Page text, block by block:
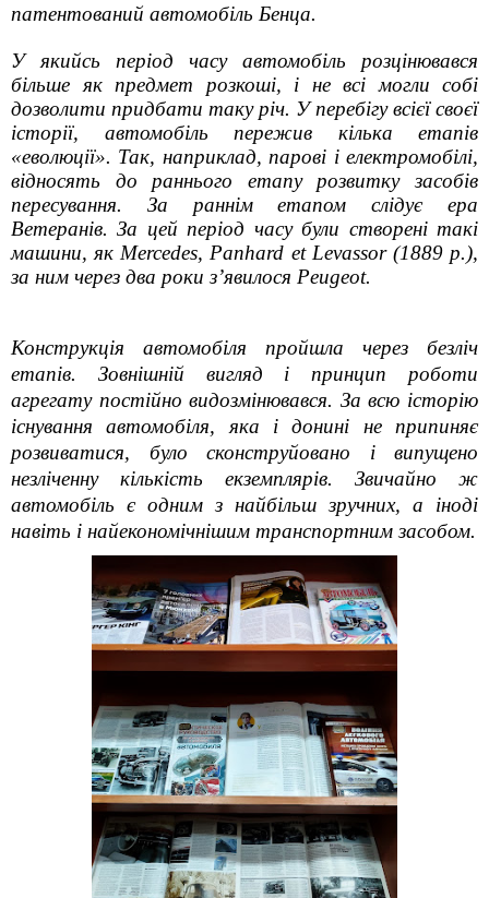
патентований автомобіль Бенца.
У якийсь період часу автомобіль розцінювався
більше як предмет розкоші, і не всі могли собі
дозволити придбати таку річ. У перебігу всієї своєї
історії, автомобіль пережив кілька етапів
«еволюції». Так, наприклад, парові і електромобілі,
відносять до раннього етапу розвитку засобів
пересування. За раннім етапом слідує ера
Ветеранів. За цей період часу були створені такі
машини, як Mercedes, Panhard et Levassor (1889 р.),
за ним через два роки з’явилося Peugeot.
Конструкція автомобіля пройшла через безліч
етапів. Зовнішній вигляд і принцип роботи
агрегату постійно видозмінювався. За всю історію
існування автомобіля, яка і донині не припиняє
розвиватися, було сконструйовано і випущено
незліченну кількість екземплярів. Звичайно ж
автомобіль є одним з найбільш зручних, а іноді
навіть і найекономічнішим транспортним засобом.